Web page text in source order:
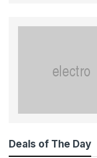
Deals of The Day